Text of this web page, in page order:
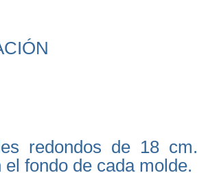
redondos de 18 cm.
el fondo de cada molde.